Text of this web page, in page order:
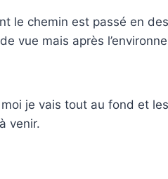
le chemin est passé en
vue mais après
je vais tout au fond et
venir.